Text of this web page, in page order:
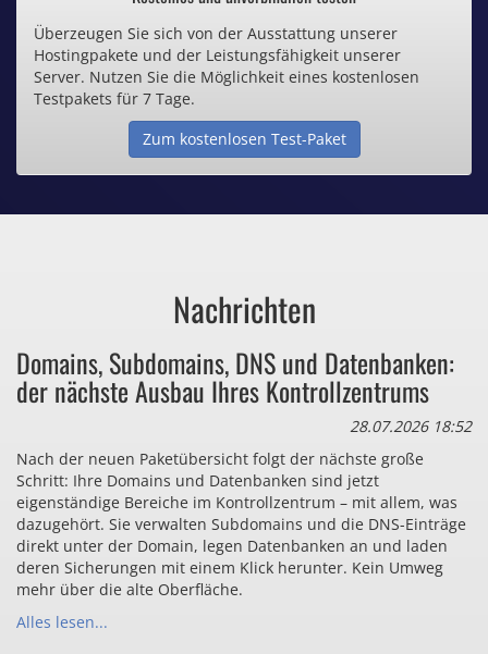
Inklusive .de Domain
Webspace ab 1,25€ / Monat
Günstige SSL-Zertifikate
Bezahlen Sie auch zu viel
für Dinge, die sie gar nicht brauchen?
Überzeugen Sie sich von der Ausstattung unserer
Hostingpakete und der Leistungsfähigkeit unserer
Server. Nutzen Sie die Möglichkeit eines kostenlosen
Testpakets für 7 Tage.
Zum kostenlosen Test-Paket
Nachrichten
Domains, Subdomains, DNS und Datenbanken:
der nächste Ausbau Ihres Kontrollzentrums
28.07.2026 18:52
Nach der neuen Paketübersicht folgt der nächste große
Schritt: Ihre Domains und Datenbanken sind jetzt
eigenständige Bereiche im Kontrollzentrum – mit allem, was
dazugehört. Sie verwalten Subdomains und die DNS-Einträge
direkt unter der Domain, legen Datenbanken an und laden
deren Sicherungen mit einem Klick herunter. Kein Umweg
mehr über die alte Oberfläche.
Alles lesen...